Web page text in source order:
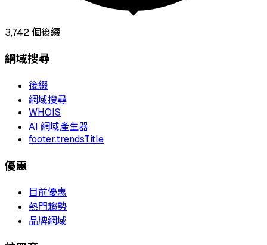
3,742個後綴
網域搜尋
後綴
網域搜尋
WHOIS
AI 網域產生器
footer.trendsTitle
優惠
目前優惠
熱門趨勢
品牌網域